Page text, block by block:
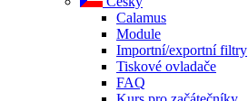
Calamus
Module
Importní/exportní filtry
Tiskové ovladače
FAQ